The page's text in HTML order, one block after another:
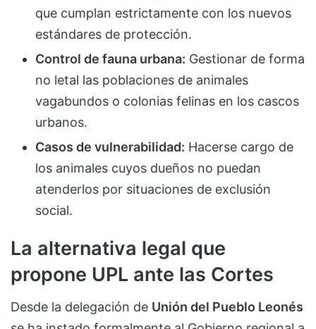
que cumplan estrictamente con los nuevos
estándares de protección.
Control de fauna urbana: Gestionar de forma
no letal las poblaciones de animales
vagabundos o colonias felinas en los cascos
urbanos.
Casos de vulnerabilidad: Hacerse cargo de
los animales cuyos dueños no puedan
atenderlos por situaciones de exclusión
social.
La alternativa legal que
propone UPL ante las Cortes
Desde la delegación de Unión del Pueblo Leonés